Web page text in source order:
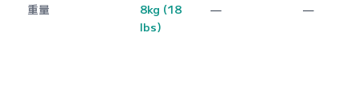
重量
8kg (18
lbs)
— —